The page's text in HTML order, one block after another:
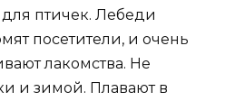
птичек. Лебеди
посетители, и очень
лакомства. Не
и зимой. Плавают в